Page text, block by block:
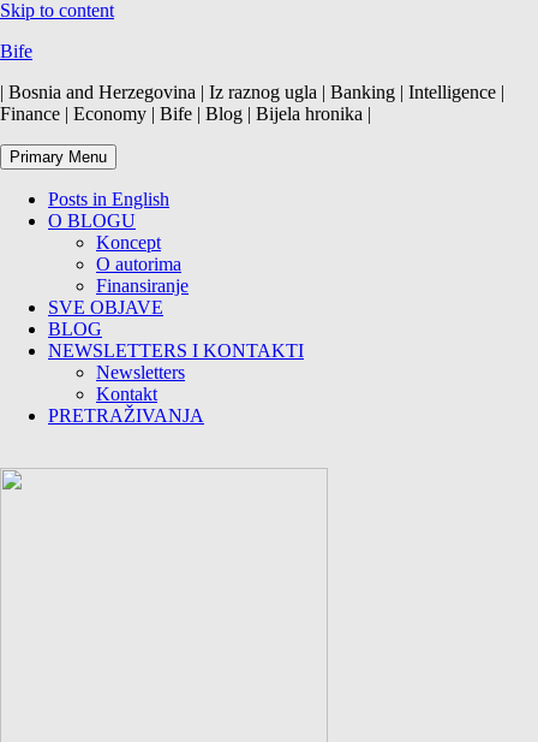
Skip to content
Bife
| Bosnia and Herzegovina | Iz raznog ugla | Banking | Intelligence |
Finance | Economy | Bife | Blog | Bijela hronika |
Primary Menu
Posts in English
O BLOGU
Koncept
O autorima
Finansiranje
SVE OBJAVE
BLOG
NEWSLETTERS I KONTAKTI
Newsletters
Kontakt
PRETRAŽIVANJA